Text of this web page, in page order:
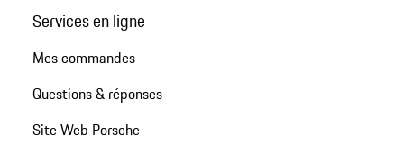
Services en ligne
Mes commandes
Questions & réponses
Site Web Porsche